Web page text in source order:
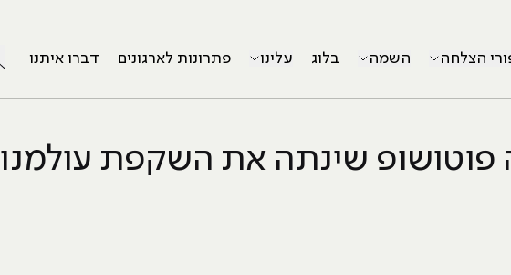
הצלחה השמה בלוג עלינו פתרונות לארגונים דברו איתנו
פוטושופ שינתה את השקפת עולמנו